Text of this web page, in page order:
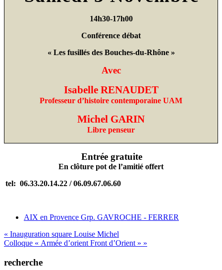
14h30-17h00
Conférence débat
« Les fusillés des Bouches-du-Rhône »
Avec
Isabelle RENAUDET
Professeur d’histoire contemporaine UAM
Michel GARIN
Libre penseur
Entrée gratuite
En clôture pot de l’amitié offert
tel: 06.33.20.14.22 / 06.09.67.06.60
AIX en Provence Grp. GAVROCHE - FERRER
Navigation
de
l’article
« Inauguration square Louise Michel
Colloque « Armée d’orient Front d’Orient » »
recherche